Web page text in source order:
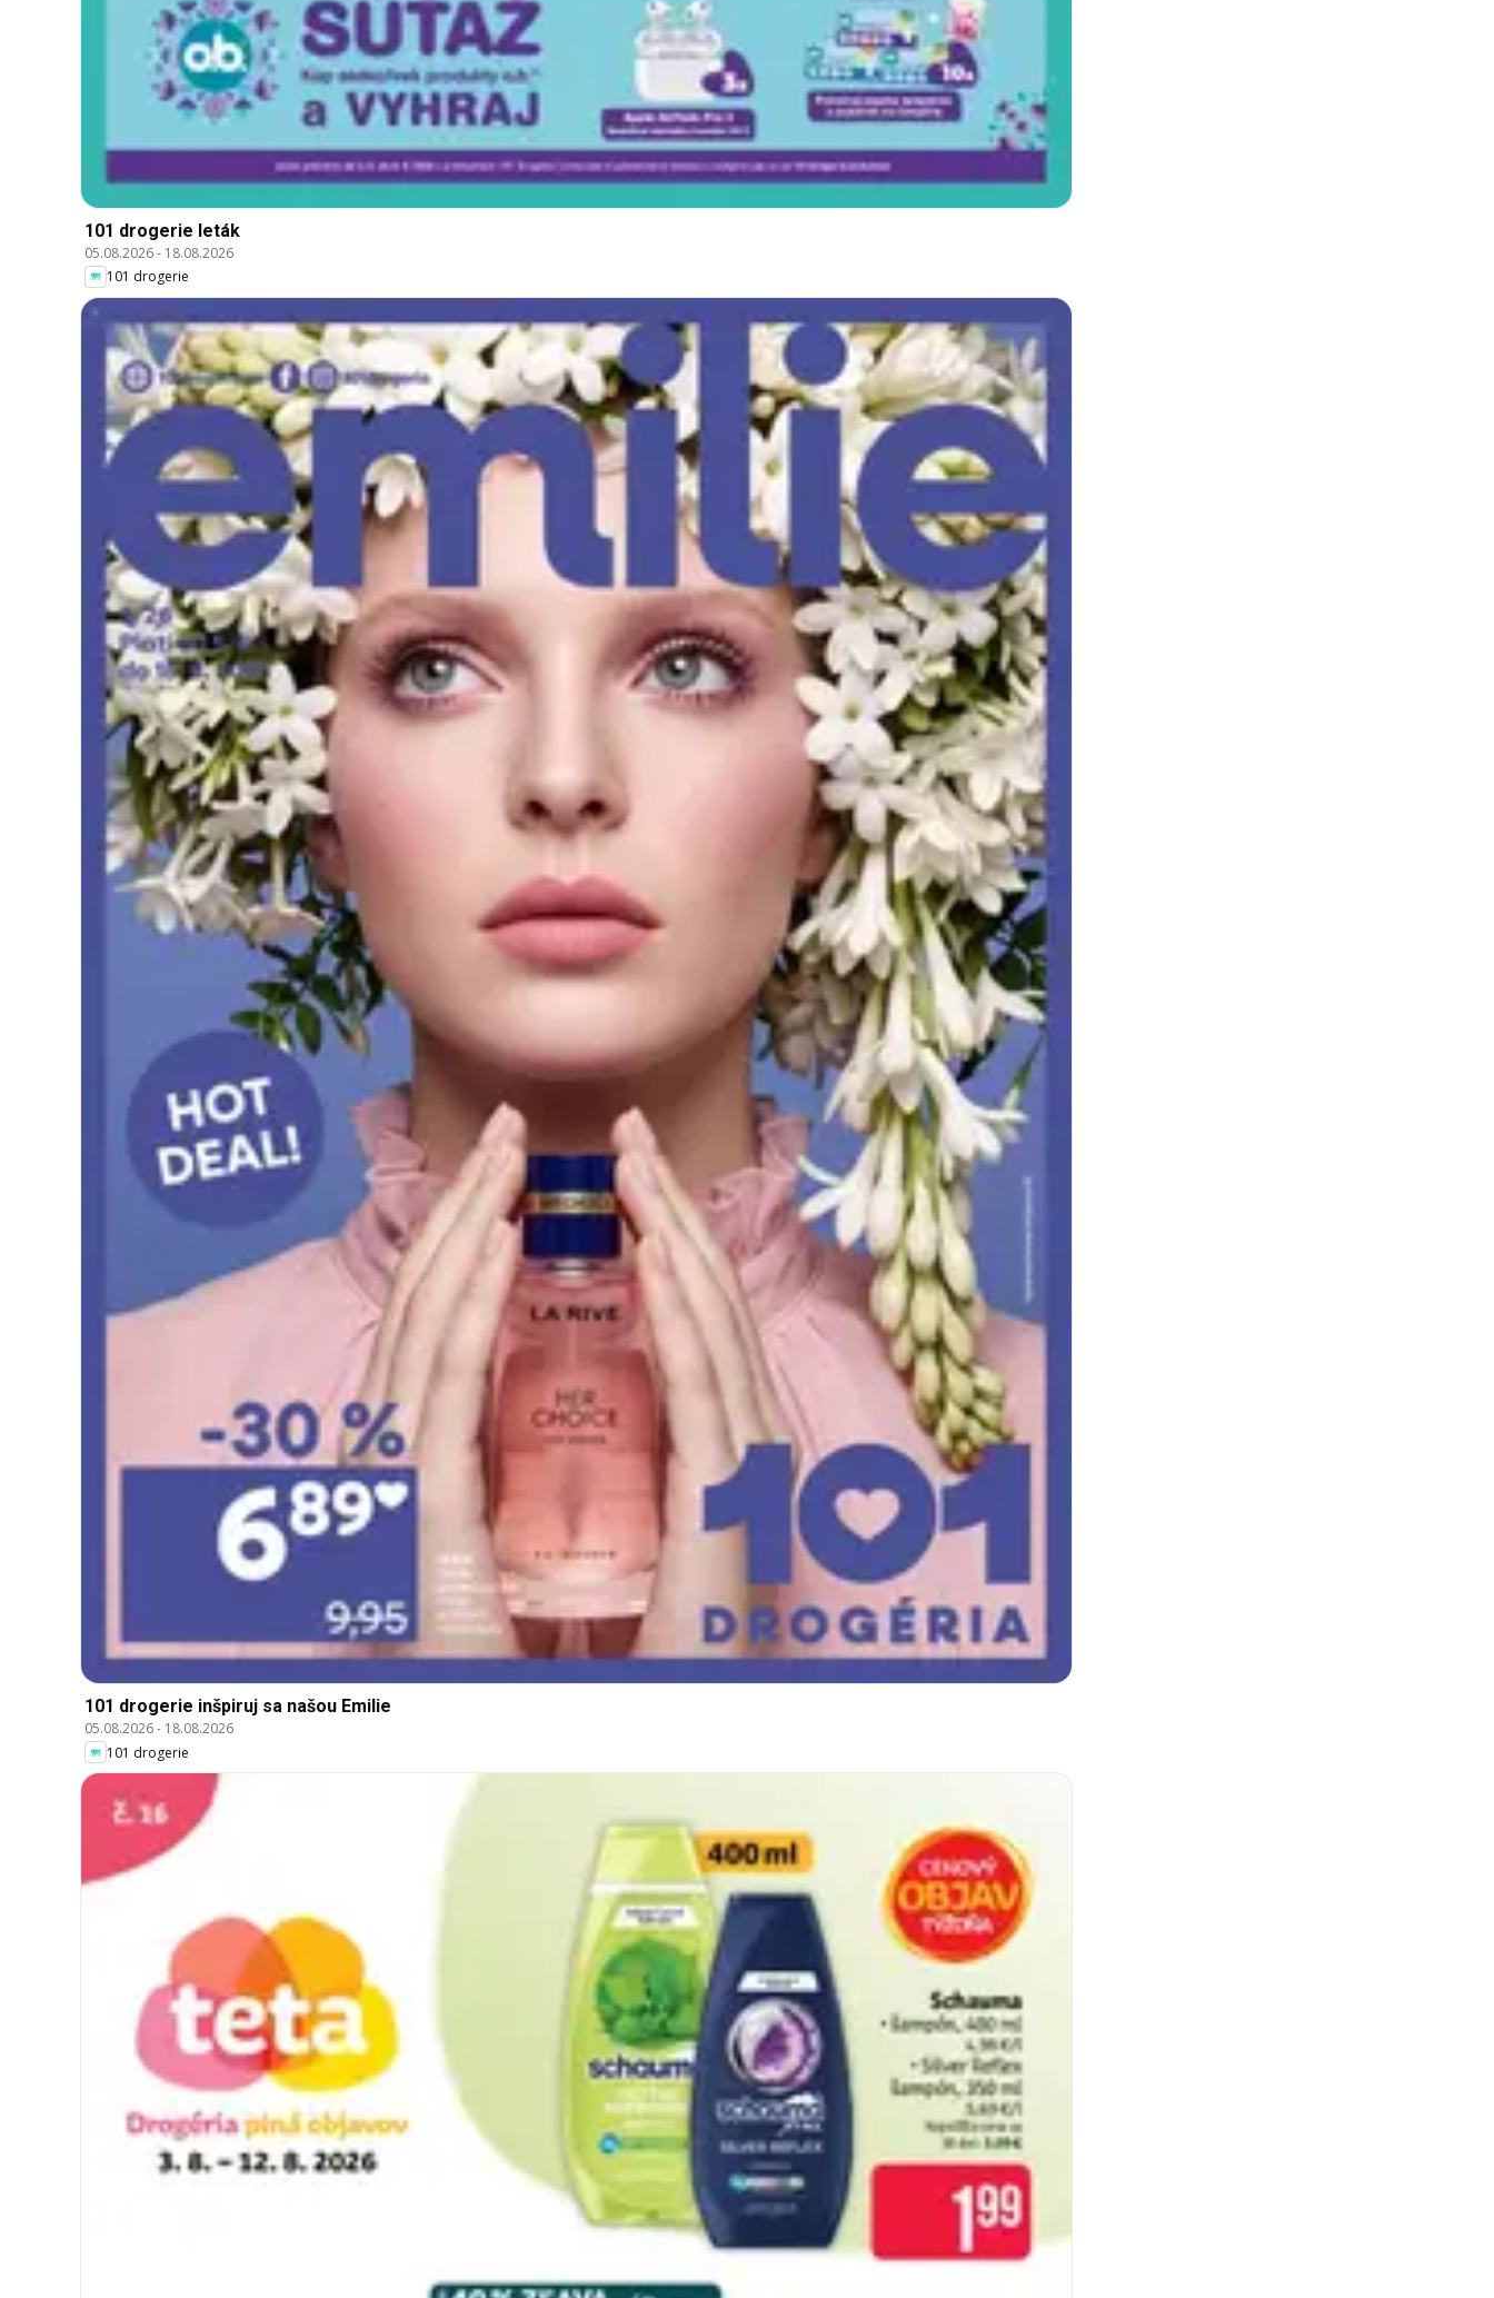
101 drogerie leták
05.08.2026- 18.08.2026
101 drogerie
101 drogerie inšpiruj sa našou Emilie
05.08.2026- 18.08.2026
101 drogerie